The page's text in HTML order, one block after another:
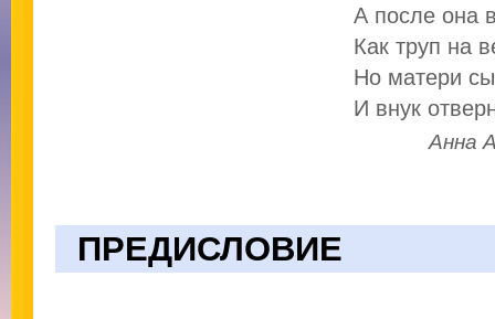
А после она
Как труп на
Но матери
И внук
Анна
ПРЕДИСЛОВИЕ